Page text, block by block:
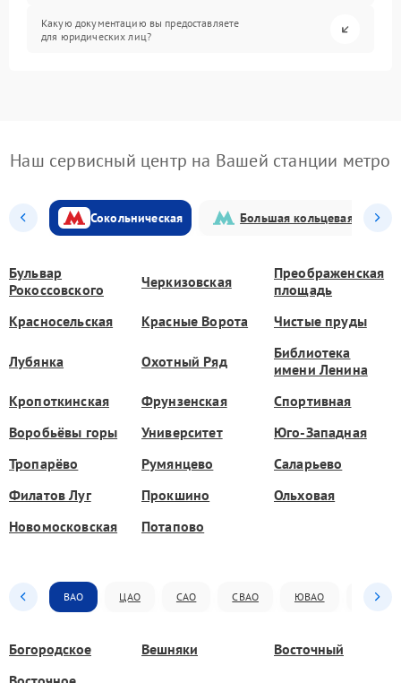
Какую документацию вы предоставляете
для юридических лиц?
Наш сервисный центр на Вашей станции метро
Сокольническая Большая кольцевая
Бульвар
Рокоссовского
Черкизовская
Преображенская
площадь
Красносельская
Красные Ворота Чистые пруды
Лубянка Охотный Ряд
Библиотека
имени Ленина
Кропоткинская
Фрунзенская
Спортивная
Воробьёвы горы
Университет
Юго-Западная
Тропарёво
Румянцево
Саларьево
Филатов Луг
Прокшино
Ольховая
Новомосковская
Потапово
ВАО ЦАО САО СВАО ЮВАО ЮАО
Богородское Вешняки
Восточный